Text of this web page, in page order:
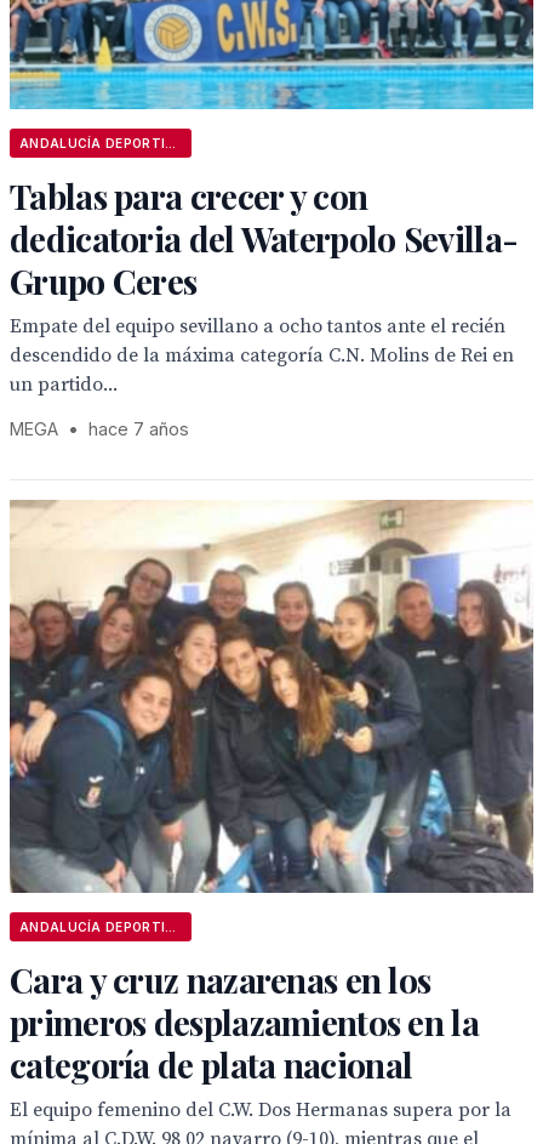
Tablas para crecer y con
dedicatoria del Waterpolo Sevilla-
Grupo Ceres
Empate del equipo sevillano a ocho tantos ante el recién
descendido de la máxima categoría C.N. Molins de Rei en
un partido...
MEGA • hace 7 años
Cara y cruz nazarenas en los
primeros desplazamientos en la
categoría de plata nacional
El equipo femenino del C.W. Dos Hermanas supera por la
mínima al C.D.W. 98 02 navarro (9-10), mientras que el